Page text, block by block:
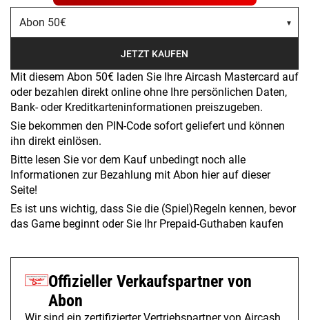
Abon 50€
JETZT KAUFEN
Mit diesem Abon 50€ laden Sie Ihre Aircash Mastercard auf
oder bezahlen direkt online ohne Ihre persönlichen Daten,
Bank- oder Kreditkarteninformationen preiszugeben.
Sie bekommen den PIN-Code sofort geliefert und können
ihn direkt einlösen.
Bitte lesen Sie vor dem Kauf unbedingt noch alle
Informationen zur Bezahlung mit Abon hier auf dieser
Seite!
Es ist uns wichtig, dass Sie die (Spiel)Regeln kennen, bevor
das Game beginnt oder Sie Ihr Prepaid-Guthaben kaufen
Offizieller Verkaufspartner von
Abon